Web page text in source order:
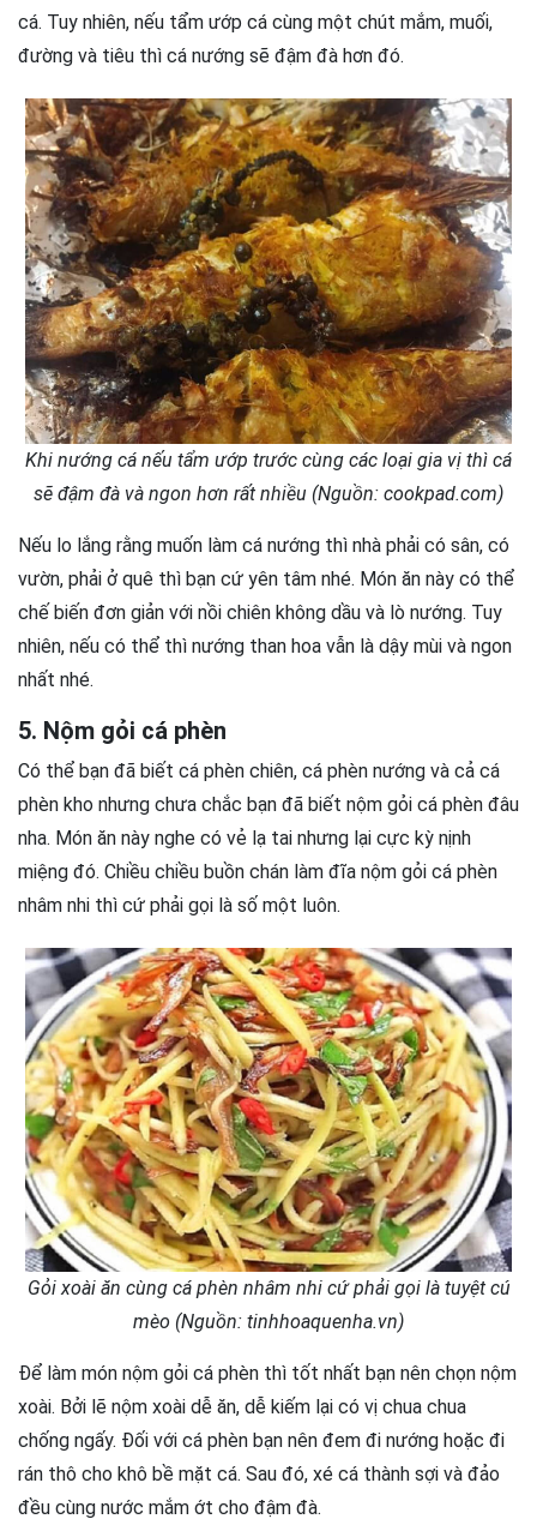
cá. Tuy nhiên, nếu tẩm ướp cá cùng một chút mắm, muối,
đường và tiêu thì cá nướng sẽ đậm đà hơn đó.
Khi nướng cá nếu tẩm ướp trước cùng các loại gia vị thì cá
sẽ đậm đà và ngon hơn rất nhiều (Nguồn: cookpad.com)
Nếu lo lắng rằng muốn làm cá nướng thì nhà phải có sân, có
vườn, phải ở quê thì bạn cứ yên tâm nhé. Món ăn này có thể
chế biến đơn giản với nồi chiên không dầu và lò nướng. Tuy
nhiên, nếu có thể thì nướng than hoa vẫn là dậy mùi và ngon
nhất nhé.
5. Nộm gỏi cá phèn
Có thể bạn đã biết cá phèn chiên, cá phèn nướng và cả cá
phèn kho nhưng chưa chắc bạn đã biết nộm gỏi cá phèn đâu
nha. Món ăn này nghe có vẻ lạ tai nhưng lại cực kỳ nịnh
miệng đó. Chiều chiều buồn chán làm đĩa nộm gỏi cá phèn
nhâm nhi thì cứ phải gọi là số một luôn.
Gỏi xoài ăn cùng cá phèn nhâm nhi cứ phải gọi là tuyệt cú
mèo (Nguồn: tinhhoaquenha.vn)
Để làm món nộm gỏi cá phèn thì tốt nhất bạn nên chọn nộm
xoài. Bởi lẽ nộm xoài dễ ăn, dễ kiếm lại có vị chua chua
chống ngấy. Đối với cá phèn bạn nên đem đi nướng hoặc đi
rán thô cho khô bề mặt cá. Sau đó, xé cá thành sợi và đảo
đều cùng nước mắm ớt cho đậm đà.